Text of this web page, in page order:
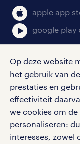
Op deze website
het gebruik van
prestaties en
effectiviteit
we cookies om
personaliseren:
interesses, zowel
bruto-netto
apple app
google play
social media
Volg ons voor
vacatures,